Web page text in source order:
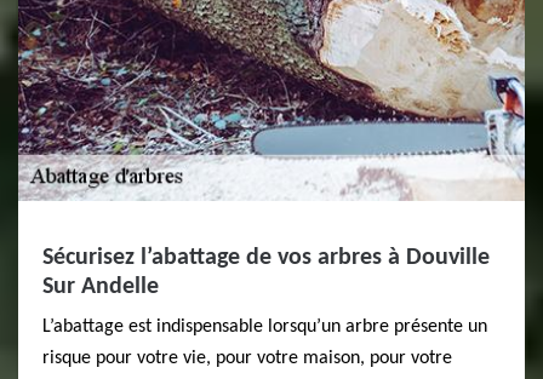
Sécurisez l’abattage de vos arbres à Douville
Sur Andelle
L’abattage est indispensable lorsqu’un arbre présente un
risque pour votre vie, pour votre maison, pour votre